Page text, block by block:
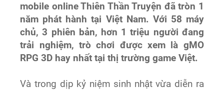
mobile online Thiên Thần Truyện đã tròn 1
năm phát hành tại Việt Nam. Với 58 máy
chủ, 3 phiên bản, hơn 1 triệu người đang
trải nghiệm, trò chơi được xem là gMO
RPG 3D hay nhất tại thị trường game Việt.
Và trong dịp kỷ niệm sinh nhật vừa diễn ra